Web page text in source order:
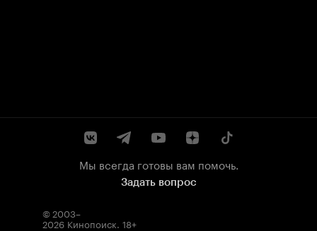
Мы всегда готовы вам помочь.
Задать вопрос
© 2003–
2026 Кинопоиск. 18+